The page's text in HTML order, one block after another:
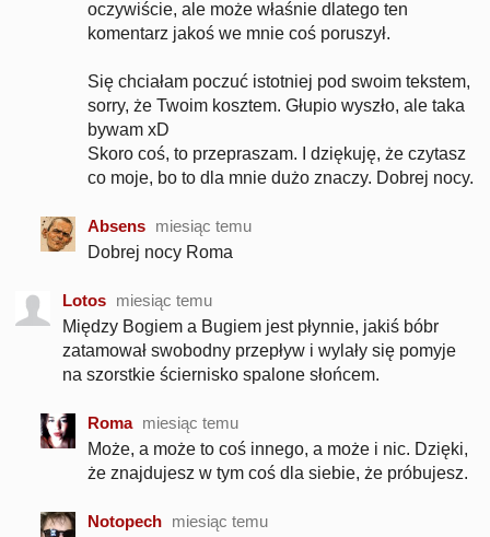
oczywiście, ale może właśnie dlatego ten
komentarz jakoś we mnie coś poruszył.
Się chciałam poczuć istotniej pod swoim tekstem,
sorry, że Twoim kosztem. Głupio wyszło, ale taka
bywam xD
Skoro coś, to przepraszam. I dziękuję, że czytasz
co moje, bo to dla mnie dużo znaczy. Dobrej nocy.
Absens miesiąc temu
Dobrej nocy Roma
Lotos miesiąc temu
Między Bogiem a Bugiem jest płynnie, jakiś bóbr
zatamował swobodny przepływ i wylały się pomyje
na szorstkie ściernisko spalone słońcem.
Roma miesiąc temu
Może, a może to coś innego, a może i nic. Dzięki,
że znajdujesz w tym coś dla siebie, że próbujesz.
Notopech miesiąc temu